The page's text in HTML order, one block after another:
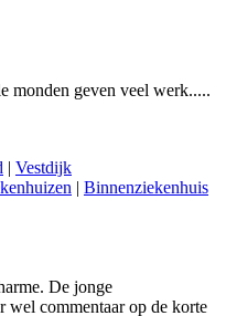
monden geven veel werk.....
| Vestdijk
| Binnenziekenhuis
De jonge
wel commentaar op de korte